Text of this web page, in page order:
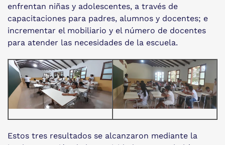
enfrentan niñas y adolescentes, a través de
capacitaciones para padres, alumnos y docentes; e
incrementar el mobiliario y el número de docentes
para atender las necesidades de la escuela.
Estos tres resultados se alcanzaron mediante la